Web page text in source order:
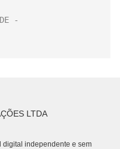
LTDA
digital independente e sem